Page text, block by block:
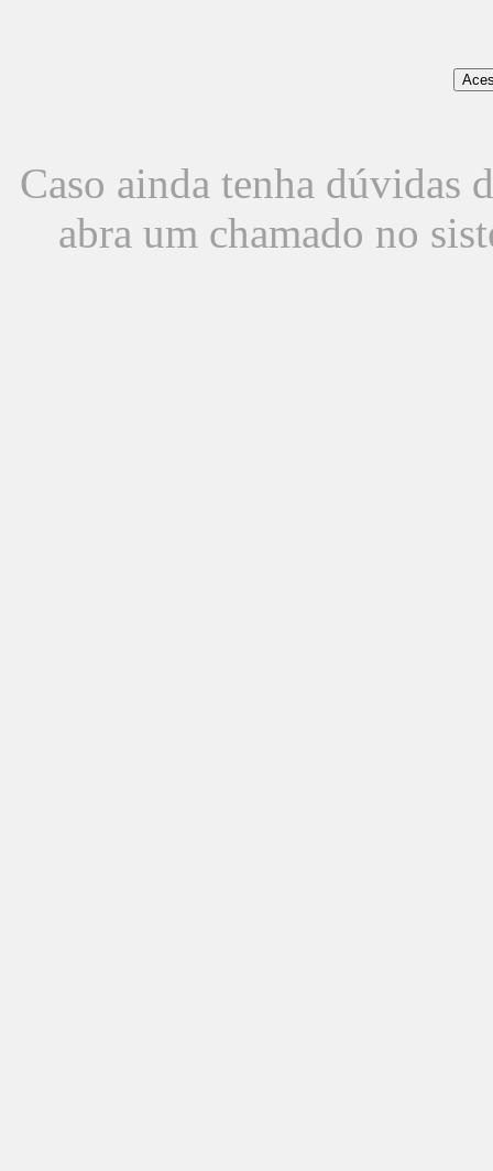
Caso ainda tenha dúvidas
abra um chamado no